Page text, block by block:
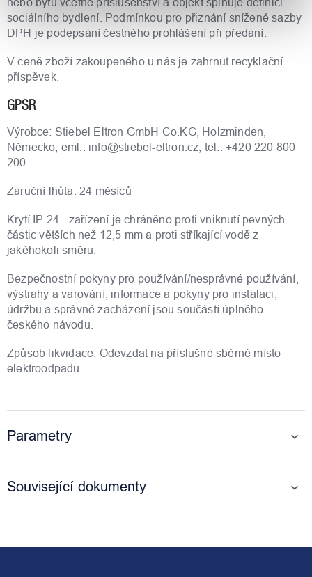
sociálního bydlení. Podmínkou pro přiznání snížené sazby
DPH je podepsání čestného prohlášení při předání.
V ceně zboží zakoupeného u nás je zahrnut recyklační
příspěvek.
GPSR
Výrobce: Stiebel Eltron GmbH Co.KG, Holzminden,
Německo, eml.: info@stiebel-eltron.cz, tel.: +420 220 800
200
Záruční lhůta: 24 měsíců
Krytí IP 24 - zařízení je chráněno proti vniknutí pevných
částic větších než 12,5 mm a proti stříkající vodě z
jakéhokoli směru.
Bezpečnostní pokyny pro používání/nesprávné používání,
výstrahy a varování, informace a pokyny pro instalaci,
údržbu a správné zacházení jsou součástí úplného
českého návodu.
Způsob likvidace: Odevzdat na příslušné sběrné místo
elektroodpadu.
Parametry
Související dokumenty